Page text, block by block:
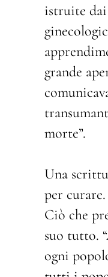
istruite
grande
morte”.
Una
per
Ciò che
suo tutto.
ogni